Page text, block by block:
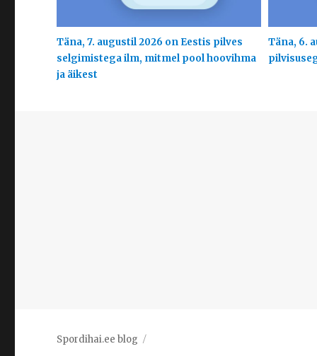
Täna, 7. augustil 2026 on Eestis pilves
selgimistega ilm, mitmel pool hoovihma
ja äikest
Täna, 6.
Spordihai.ee blog